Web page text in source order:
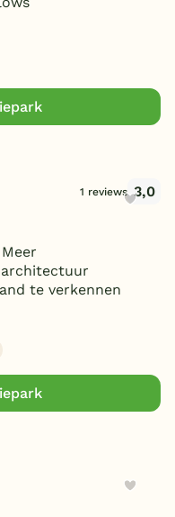
1 reviews 3,0
architectuur
te verkennen